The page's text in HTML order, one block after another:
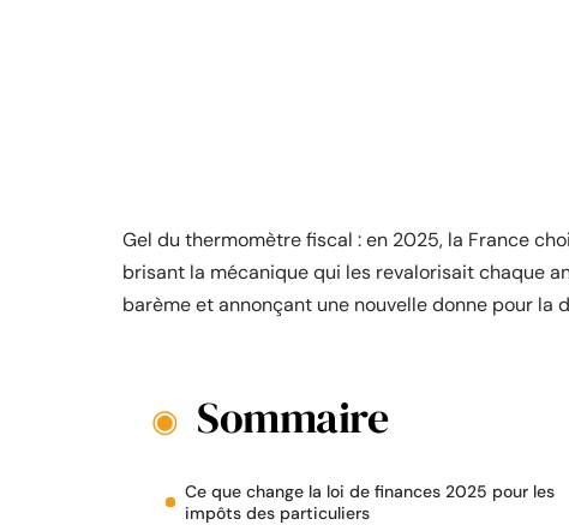
Gel du thermomètre fiscal : en 2025, la France
brisant la mécanique qui les revalorisait chaque
barème et annonçant une nouvelle donne pour la
Sommaire
Ce que change la loi de finances 2025 pour les
impôts des particuliers